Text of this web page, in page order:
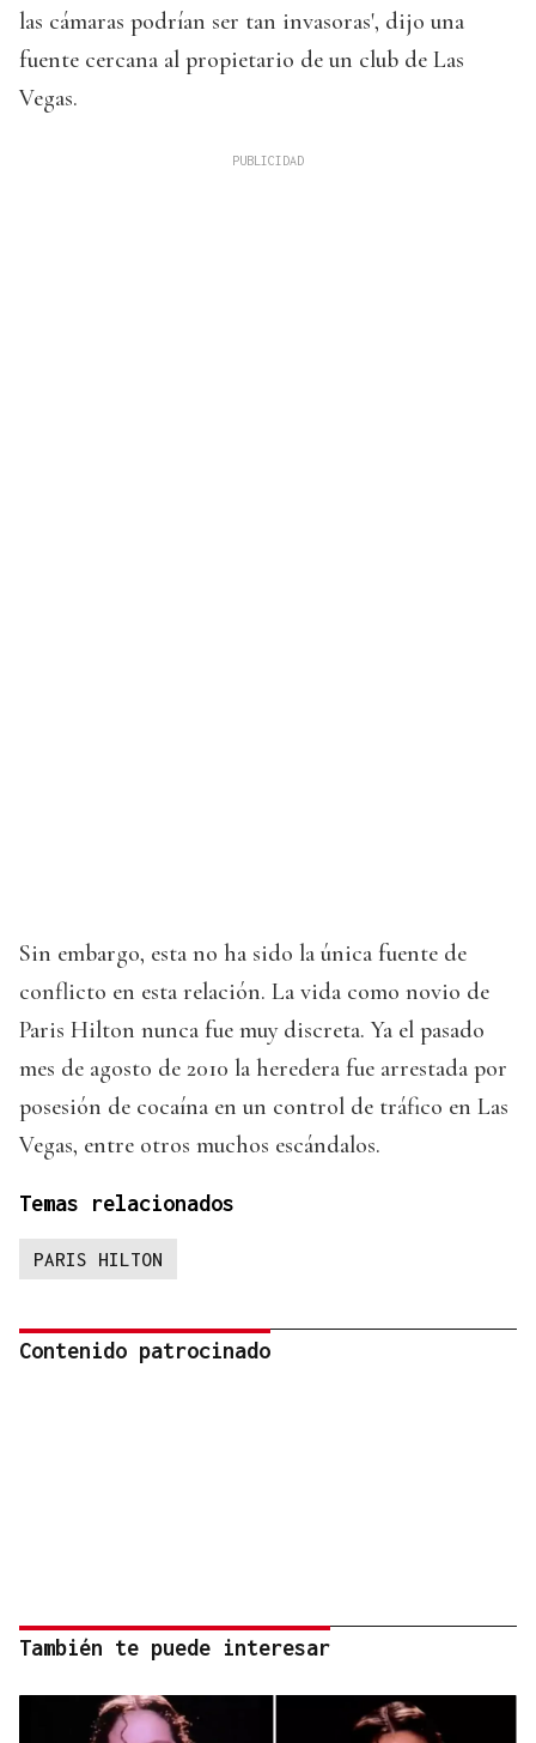
las cámaras podrían ser tan invasoras', dijo una
fuente cercana al propietario de un club de Las
Vegas.
Sin embargo, esta no ha sido la única fuente de
conflicto en esta relación. La vida como novio de
Paris Hilton nunca fue muy discreta. Ya el pasado
mes de agosto de 2010 la heredera fue arrestada por
posesión de cocaína en un control de tráfico en Las
Vegas, entre otros muchos escándalos.
Temas relacionados
PARIS HILTON
Contenido patrocinado
También te puede interesar